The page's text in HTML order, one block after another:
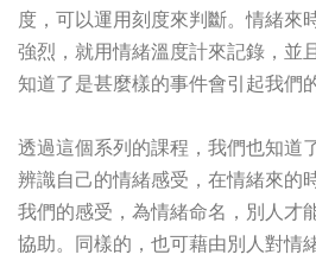
度，可以運用刻度來判斷。情緒來
強烈，就用情緒溫度計來記錄，並
知道了是甚麼樣的事件會引起我們
透過這個系列的課程，我們也知道
辨識自己的情緒感受，在情緒來的
我們的感受，為情緒命名，別人才
協助。同樣的，也可藉由別人對情